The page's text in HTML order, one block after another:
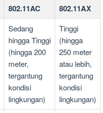
802.11AC 802.11AX
Sedang
hingga Tinggi
(hingga 200
meter,
tergantung
kondisi
lingkungan)
Tinggi
(hingga
250 meter
atau lebih,
tergantung
kondisi
lingkungan)